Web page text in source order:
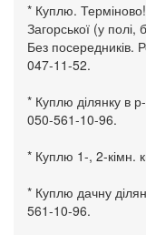
* Куплю. Терміново!
Загорської (у
Без посередників.
047-11-52.
* Куплю ділянку в
050-561-10-96.
* Куплю 1-, 2-кімн.
* Куплю дачну
561-10-96.